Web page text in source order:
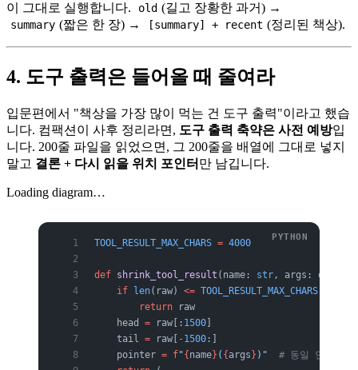
이 그대로 실행합니다.
old (길고 장황한 과거) →
summary (짧은 한 장) → [summary] + recent (정리된 책상).
4. 도구 출력은 들어올 때 줄여라
입문편에서 "책상을 가장 많이 먹는 건 도구 출력"이라고 했습
니다. 컴팩션이 사후 정리라면, 도구 출력 축약은 사전 예방입
니다. 200줄 파일을 읽었으면, 그 200줄을 배열에 그대로 넣지
말고 결론 + 다시 읽을 위치 포인터 만 남깁니다.
Loading diagram…
TOOL_RESULT_MAX_CHARS = 4000
def shrink_tool_result (name: str, args: dict
    if
len(raw) <= TOOL_RESULT_MAX_CHARS
        return
raw
    head
= raw[: 1500
    tail
= raw[ -1500 :]
    pointer
= f"{ name} ( { args } )"
# 동일 인자로